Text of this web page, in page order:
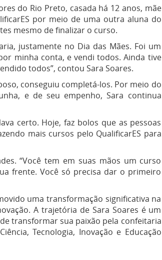
do Rio Preto, casada há 12 anos, mãe
por meio de uma outra aluna do
mesmo de finalizar o curso.
justamente no Dia das Mães. Foi um
minha conta, e vendi todos. Ainda tive
todos”, contou Sara Soares.
conseguiu completá-los. Por meio do
e de seu empenho, Sara continua
certo. Hoje, faz bolos que as pessoas
mais cursos pelo QualificarES para
“Você tem em suas mãos um curso
frente. Você só precisa dar o primeiro
uma transformação significativa na
A trajetória de Sara Soares é um
transformar sua paixão pela confeitaria
Tecnologia, Inovação e Educação